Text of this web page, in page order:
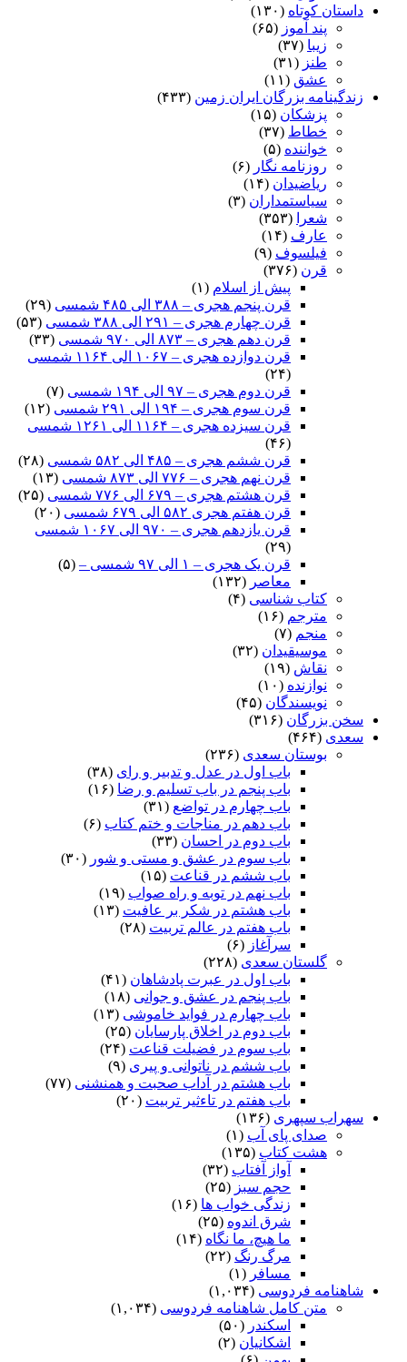
داستان کوتاه (۱۳۰)
پند آموز (۶۵)
زیبا (۳۷)
طنز (۳۱)
عشق (۱۱)
زندگینامه بزرگان ایران زمین (۴۳۳)
پزشکان (۱۵)
خطاط (۳۷)
خواننده (۵)
روزنامه نگار (۶)
ریاضیدان (۱۴)
سیاستمداران (۳)
شعرا
(۳۵۳)
عارف (۱۴)
فیلسوف (۹)
قرن (۳۷۶)
پیش از اسلام (۱)
قرن پنجم هجری – ۳۸۸ الی ۴۸۵ شمسی
(۲۹)
قرن چهارم هجری – ۲۹۱ الی ۳۸۸ شمسی
(۵۳)
قرن دهم هجری – ۸۷۳ الی ۹۷۰ شمسی
(۳۳)
قرن دوازده هجری – ۱۰۶۷ الی ۱۱۶۴ شمسی
(۲۴)
قرن دوم هجری – ۹۷ الی ۱۹۴ شمسی
(۷)
قرن سوم هجری – ۱۹۴ الی ۲۹۱ شمسی
(۱۲)
قرن سیزده هجری – ۱۱۶۴ الی ۱۲۶۱ شمسی
(۴۶)
قرن ششم هجری – ۴۸۵ الی ۵۸۲ شمسی
(۲۸)
قرن نهم هجری – ۷۷۶ الی ۸۷۳ شمسی
(۱۳)
قرن هشتم هجری – ۶۷۹ الی ۷۷۶ شمسی
(۲۵)
قرن هفتم هجری ۵۸۲ الی ۶۷۹ شمسی
(۲۰)
قرن یازدهم هجری – ۹۷۰ الی ۱۰۶۷ شمسی
(۲۹)
قرن یک هجری – ۱ الی ۹۷ شمسی –
(۵)
معاصر (۱۳۲)
کتاب شناسی (۴)
مترجم (۱۶)
منجم (۷)
موسیقیدان (۳۲)
نقاش (۱۹)
نوازنده (۱۰)
نویسندگان (۴۵)
سخن بزرگان (۳۱۶)
سعدی (۴۶۴)
بوستان سعدی (۲۳۶)
باب اول در عدل و تدبیر و رای (۳۸)
باب پنجم در باب تسلیم و رضا (۱۶)
باب چهارم در تواضع (۳۱)
باب دهم در مناجات و ختم کتاب (۶)
باب دوم در احسان (۳۳)
باب سوم در عشق و مستی و شور (۳۰)
باب ششم در قناعت (۱۵)
باب نهم در توبه و راه صواب (۱۹)
باب هشتم در شکر بر عافیت (۱۳)
باب هفتم در عالم تربیت (۲۸)
سرآغاز (۶)
گلستان سعدی (۲۲۸)
باب اول در عبرت پادشاهان (۴۱)
باب پنجم در عشق و جوانى (۱۸)
باب چهارم در فواید خاموشى (۱۳)
باب دوم در اخلاق پارسایان (۲۵)
باب سوم در فضیلت قناعت (۲۴)
باب ششم در ناتوانى و پیرى (۹)
باب هشتم در آداب صحبت و همنشنى (۷۷)
باب هفتم در تاءثیر تربیت (۲۰)
سهراب سپهری (۱۳۶)
صدای پای آب (۱)
هشت کتاب (۱۳۵)
آواز آفتاب (۳۲)
حجم سبز (۲۵)
زندگی خواب ها (۱۶)
شرق اندوه (۲۵)
ما هیچ، ما نگاه (۱۴)
مرگ رنگ (۲۲)
مسافر (۱)
شاهنامه فردوسی (۱,۰۳۴)
متن کامل شاهنامه فردوسی (۱,۰۳۴)
اسکندر (۵۰)
اشکانیان (۲)